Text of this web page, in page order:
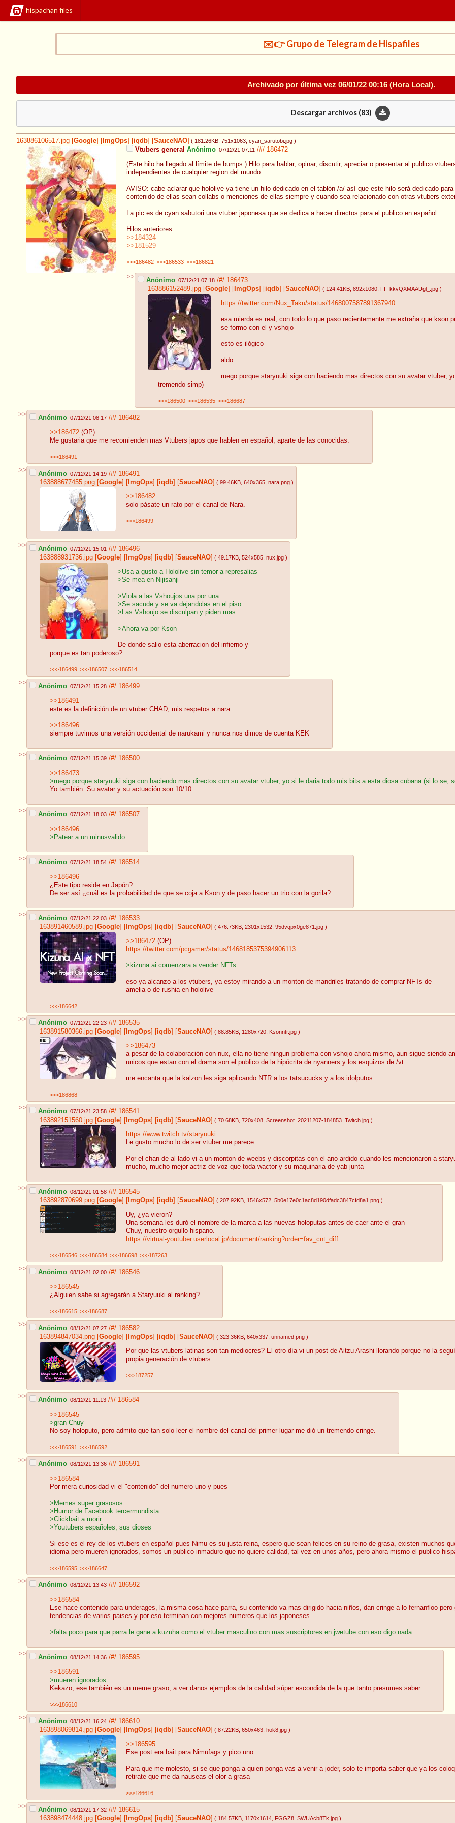
hispachan files
✉️👉 Grupo de Telegram de Hispafiles
Archivado por última vez 06/01/22 00:16 (Hora Local).
Descargar archivos (83)
163886106517.jpg Google ImgOps iqdb SauceNAO ( 181.26KB , 751x1063 , cyan_sarutobi.jpg )
Vtubers general Anónimo 07/12/21 07:11 /#/ 186472
(Este hilo ha llegado al límite de bumps.) Hilo para hablar, opinar, discutir, apreciar o presentar al publico
independientes de cualquier region del mundo
AVISO: cabe aclarar que hololive ya tiene un hilo dedicado en el tablón /a/ así que este hilo será dedicado
contenido de ellas sean collabs o menciones de ellas siempre y cuando sea relacionado con otras vtubers
La pic es de cyan sabutori una vtuber japonesa que se dedica a hacer directos para el publico en español
Hilos anteriores:
>>184324
>>181529
>>>186482 >>>186533 >>>186821
>> Anónimo 07/12/21 07:18 /#/ 186473
163886152489.jpg [Google] [ ImgOps] [iqdb] [SauceNAO] ( 124.41KB , 892x1080 , FF-kkvQXMAAUgl_.jpg )
https://twitter.com/Nux_Taku/status/1468007587891367940
esa mierda es real, con todo lo que paso recientemente me extraña que kson
se formo con el y vshojo
esto es ilógico
aldo
ruego porque staryuuki siga con haciendo mas directos con su avatar vtuber,
tremendo simp)
>>>186500 >>>186535 >>>186687
>> Anónimo 07/12/21 08:17 /#/ 186482
>>186472 (OP)
Me gustaria que me recomienden mas Vtubers japos que hablen en español, aparte de las conocidas.
>>>186491
>> Anónimo 07/12/21 14:19 /#/ 186491
163888677455.png [Google] [ ImgOps] [iqdb] [SauceNAO] ( 99.46KB , 640x365 , nara.png )
>>186482
solo pásate un rato por el canal de Nara.
>>>186499
>> Anónimo 07/12/21 15:01 /#/ 186496
163888931736.jpg [Google] [ ImgOps] [iqdb] [SauceNAO] ( 49.17KB , 524x585 , nux.jpg )
>Usa a gusto a Hololive sin temor a represalias
>Se mea en Nijisanji
>Viola a las Vshoujos una por una
>Se sacude y se va dejandolas en el piso
>Las Vshoujo se disculpan y piden mas
>Ahora va por Kson
De donde salio esta aberracion del infierno y
porque es tan poderoso?
>>>186499 >>>186507 >>>186514
>> Anónimo 07/12/21 15:28 /#/ 186499
>>186491
este es la definición de un vtuber CHAD, mis respetos a nara
>>186496
siempre tuvimos una versión occidental de narukami y nunca nos dimos de cuenta KEK
>> Anónimo 07/12/21 15:39 /#/ 186500
>>186473
>ruego porque staryuuki siga con haciendo mas directos con su avatar vtuber, yo si le daria todo mis bits a esta diosa cubana (si lo se,
Yo también. Su avatar y su actuación son 10/10.
>> Anónimo 07/12/21 18:03 /#/ 186507
>>186496
>Patear a un minusvalido
>> Anónimo 07/12/21 18:54 /#/ 186514
>>186496
¿Este tipo reside en Japón?
De ser así ¿cuál es la probabilidad de que se coja a Kson y de paso hacer un trio con la gorila?
>> Anónimo 07/12/21 22:03 /#/ 186533
163891460589.jpg [Google] [ ImgOps] [iqdb] [SauceNAO] ( 476.73KB , 2301x1532 , 95dvqpx0ge871.jpg )
>>186472 (OP)
https://twitter.com/pcgamer/status/1468185375394906113
>kizuna ai comenzara a vender NFTs
eso ya alcanzo a los vtubers, ya estoy mirando a un monton de mandriles tratando de comprar NFTs de
amelia o de rushia en hololive
>>>186642
>> Anónimo 07/12/21 22:23 /#/ 186535
163891580366.jpg [Google] [ ImgOps] [iqdb] [SauceNAO] ( 88.85KB , 1280x720 , Ksonntr.jpg )
>>186473
a pesar de la colaboración con nux, ella no tiene ningun problema con vshojo ahora mismo, aun sigue siendo
unicos que estan con el drama son el publico de la hipócrita de nyanners y los esquizos de /vt
me encanta que la kalzon les siga aplicando NTR a los tatsucucks y a los idolputos
>>>186868
>> Anónimo 07/12/21 23:58 /#/ 186541
163892151560.jpg [Google] [ ImgOps] [iqdb] [SauceNAO] ( 70.68KB , 720x408 , Screenshot_20211207-184853_Twitch.jpg )
https://www.twitch.tv/staryuuki
Le gusto mucho lo de ser vtuber me parece
Por el chan de al lado vi a un monton de weebs y discorpitas con el ano ardido cuando les mencionaron a
mucho, mucho mejor actriz de voz que toda wactor y su maquinaria de yab junta
>> Anónimo 08/12/21 01:58 /#/ 186545
163892870699.png [Google] [ ImgOps] [iqdb] [SauceNAO] ( 207.92KB , 1546x572 , 5b0e17e0c1ac8d190dfadc3847cfd8a1.png )
Uy, ¿ya vieron?
Una semana les duró el nombre de la marca a las nuevas holoputas antes de caer ante el gran
Chuy, nuestro orgullo hispano.
https://virtual-youtuber.userlocal.jp/document/ranking?order=fav_cnt_diff
>>>186546 >>>186584 >>>186698 >>>187263
>> Anónimo 08/12/21 02:00 /#/ 186546
>>186545
¿Alguien sabe si agregarán a Staryuuki al ranking?
>>>186615 >>>186687
>> Anónimo 08/12/21 07:27 /#/ 186582
163894847034.png [Google] [ ImgOps] [iqdb] [SauceNAO] ( 323.36KB , 640x337 , unnamed.png )
Por que las vtubers latinas son tan mediocres? El otro día vi un post de Aitzu Arashi llorando porque no la
propia generación de vtubers
>>>187257
>> Anónimo 08/12/21 11:13 /#/ 186584
>>186545
>gran Chuy
No soy holoputo, pero admito que tan solo leer el nombre del canal del primer lugar me dió un tremendo cringe.
>>>186591 >>>186592
>> Anónimo 08/12/21 13:36 /#/ 186591
>>186584
Por mera curiosidad vi el "contenido" del numero uno y pues
>Memes super grasosos
>Humor de Facebook tercermundista
>Clickbait a morir
>Youtubers españoles, sus dioses
Si ese es el rey de los vtubers en español pues Nimu es su justa reina, espero que sean felices en su reino de grasa, existen muchos
idioma pero mueren ignorados, somos un publico inmaduro que no quiere calidad, tal vez en unos años, pero ahora mismo el publico
>>>186595 >>>186647
>> Anónimo 08/12/21 13:43 /#/ 186592
>>186584
Ese hace contenido para underages, la misma cosa hace parra, su contenido va mas dirigido hacia niños, dan cringe a lo fernanfloo
tendencias de varios paises y por eso terminan con mejores numeros que los japoneses
>falta poco para que parra le gane a kuzuha como el vtuber masculino con mas suscriptores en jwetube con eso digo nada
>> Anónimo 08/12/21 14:36 /#/ 186595
>>186591
>mueren ignorados
Kekazo, ese también es un meme graso, a ver danos ejemplos de la calidad súper escondida de la que tanto presumes saber
>>>186610
>> Anónimo 08/12/21 16:24 /#/ 186610
163898069814.jpg [Google] [ ImgOps] [iqdb] [SauceNAO] ( 87.22KB , 650x463 , hok8.jpg )
>>186595
Ese post era bait para Nimufags y pico uno
Para que me molesto, si se que ponga a quien ponga vas a venir a joder, solo te importa saber que ya los
retirate que me da nauseas el olor a grasa
>>>186616
>> Anónimo 08/12/21 17:32 /#/ 186615
163898474448.jpg [Google] [ ImgOps] [iqdb] [SauceNAO] ( 184.57KB , 1170x1614 , FGGZ8_SWUAcb8Tk.jpg )